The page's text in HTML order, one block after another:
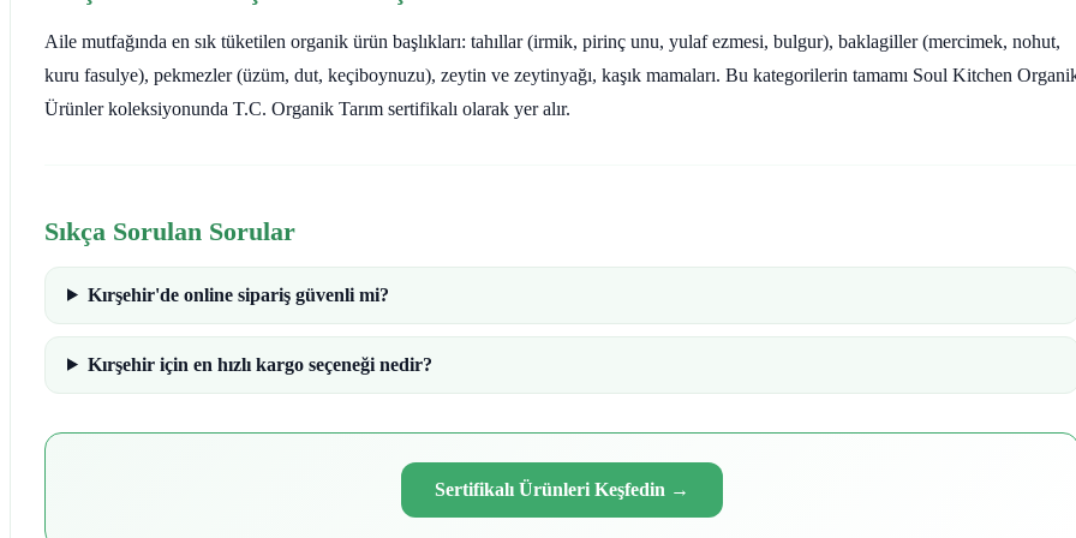
Aile mutfağında en sık tüketilen organik ürün başlıkları: tahıllar (irmik, pirinç unu, yulaf ezmesi, bulgur), baklagiller (mercimek, nohut,
kuru fasulye), pekmezler (üzüm, dut, keçiboynuzu), zeytin ve zeytinyağı, kaşık mamaları. Bu kategorilerin tamamı Soul Kitchen
Ürünler koleksiyonunda T.C. Organik Tarım sertifikalı olarak yer alır.
Sıkça Sorulan Sorular
Kırşehir'de online sipariş güvenli mi?
Kırşehir için en hızlı kargo seçeneği nedir?
Sertifikalı Ürünleri Keşfedin →